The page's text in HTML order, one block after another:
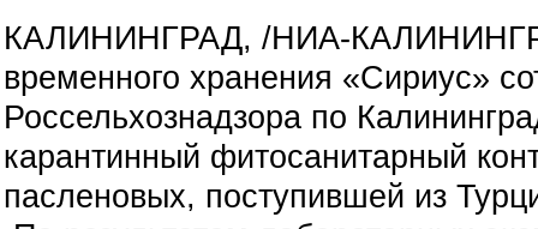
КАЛИНИНГРАД, /НИА-
временного хранения «Сириус»
Россельхознадзора по
карантинный фитосанитарный
пасленовых, поступившей из